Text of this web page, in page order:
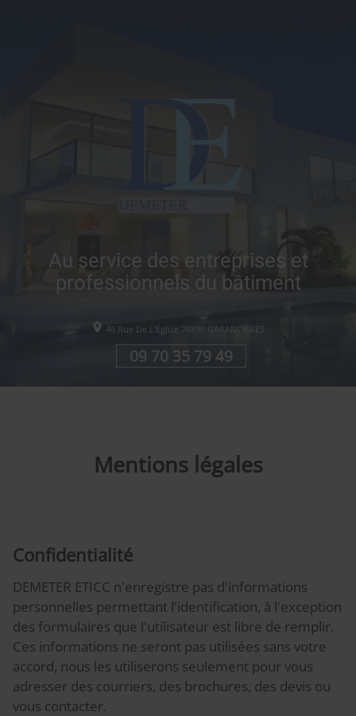
Au service des entreprises et
professionnels du bâtiment
46 Rue De L'Église 78890 GARANCIERES
09 70 35 79 49
Mentions légales
Confidentialité
DEMETER ETICC n'enregistre pas d'informations
personnelles permettant l'identification, à l'exception
des formulaires que l'utilisateur est libre de remplir.
Ces informations ne seront pas utilisées sans votre
accord, nous les utiliserons seulement pour vous
adresser des courriers, des brochures, des devis ou
vous contacter.